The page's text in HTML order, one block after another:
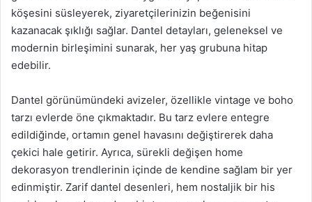
köşesini süsleyerek, ziyaretçilerinizin beğenisini
kazanacak şıklığı sağlar. Dantel detayları, geleneksel ve
modernin birleşimini sunarak, her yaş grubuna hitap
edebilir.
Dantel görünümündeki avizeler, özellikle vintage ve boho
tarzı evlerde öne çıkmaktadır. Bu tarz evlere entegre
edildiğinde, ortamın genel havasını değiştirerek daha
çekici hale getirir. Ayrıca, sürekli değişen home
dekorasyon trendlerinin içinde de kendine sağlam bir yer
edinmiştir. Zarif dantel desenleri, hem nostaljik bir his